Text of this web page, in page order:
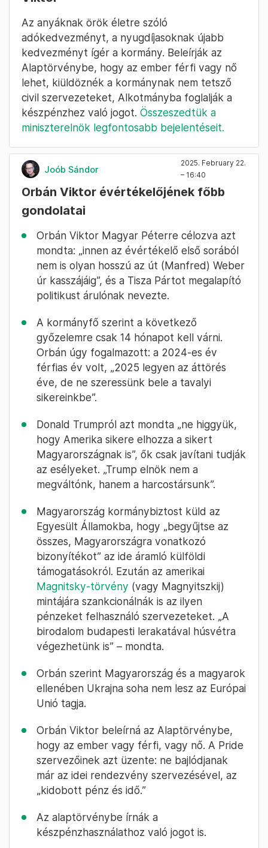
Az anyáknak örök életre szóló
adókedvezményt, a nyugdíjasoknak újabb
kedvezményt ígér a kormány. Beleírják az
Alaptörvénybe, hogy az ember férfi vagy nő
lehet, kiüldöznék a kormánynak nem tetsző
civil szervezeteket, Alkotmányba foglalják a
készpénzhez való jogot. Összeszedtük a
miniszterelnök legfontosabb bejelentéseit.
Joób Sándor
2025. February 22.
– 16:40
Orbán Viktor évértékelőjének főbb
gondolatai
Orbán Viktor Magyar Péterre célozva azt
mondta: „innen az évértékelő első sorából
nem is olyan hosszú az út (Manfred) Weber
úr kasszájáig”, és a Tisza Pártot megalapító
politikust árulónak nevezte.
A kormányfő szerint a következő
győzelemre csak 14 hónapot kell várni.
Orbán úgy fogalmazott: a 2024-es év
férfias év volt, „2025 legyen az áttörés
éve, de ne szeressünk bele a tavalyi
sikereinkbe”.
Donald Trumpról azt mondta „ne higgyük,
hogy Amerika sikere elhozza a sikert
Magyarországnak is”, ők csak javítani tudják
az esélyeket. „Trump elnök nem a
megváltónk, hanem a harcostársunk”.
Magyarország kormánybiztost küld az
Egyesült Államokba, hogy „begyűjtse az
összes, Magyarországra vonatkozó
bizonyítékot” az ide áramló külföldi
támogatásokról. Ezután az amerikai
Magnitsky-törvény (vagy Magnyitszkij)
mintájára szankcionálnák is az ilyen
pénzeket felhasználó szervezeteket. „A
birodalom budapesti lerakatával húsvétra
végezhetünk is” – mondta.
Orbán szerint Magyarország és a magyarok
ellenében Ukrajna soha nem lesz az Európai
Unió tagja.
Orbán Viktor beleírná az Alaptörvénybe,
hogy az ember vagy férfi, vagy nő. A Pride
szervezőinek azt üzente: ne bajlódjanak
már az idei rendezvény szervezésével, az
„kidobott pénz és idő.”
Az alaptörvénybe írnák a
készpénzhasználathoz való jogot is.